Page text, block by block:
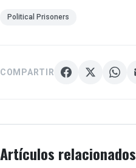
Political Prisoners
COMPARTIR
Artículos relacionados